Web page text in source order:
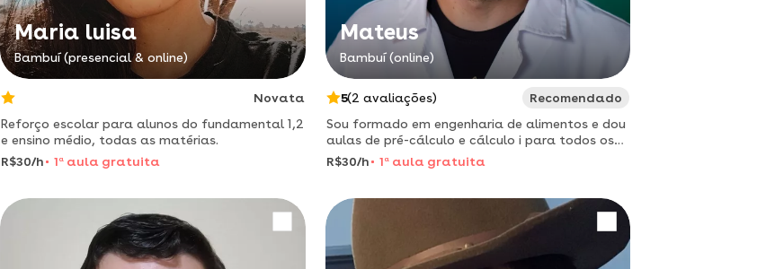
Maria luisa
Bambuí (presencial & online)
Novata
Reforço escolar para alunos do fundamental 1,2
e ensino médio, todas as matérias.
R$30/h
1 a aula gratuita
Mateus
Bambuí (online)
5(2 avaliações)
Recomendado
Sou formado em engenharia de alimentos e dou
aulas de pré-cálculo e cálculo i para todos os
níveis. metodologia de linguagem fácil para
qualquer pessoa.
R$30/h 1 aaula gratuita